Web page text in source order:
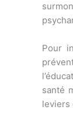
Pour
santé
leviers